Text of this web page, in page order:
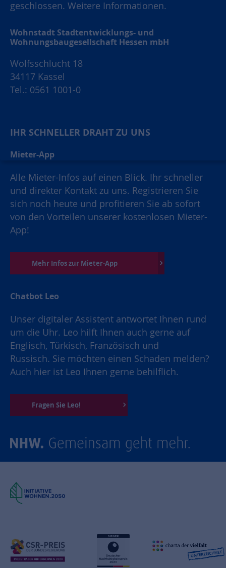
geschlossen. Weitere Informationen.
Wohnstadt Stadtentwicklungs- und
Wohnungsbaugesellschaft Hessen mbH
Wolfsschlucht 18
34117 Kassel
Tel.: 0561 1001-0
IHR SCHNELLER DRAHT ZU UNS
Mieter-App
Alle Mieter-Infos auf einen Blick. Ihr schneller
und direkter Kontakt zu uns. Registrieren Sie
sich noch heute und profitieren Sie ab sofort
von den Vorteilen unserer kostenlosen Mieter-
App!
Mehr Infos zur Mieter-App
Chatbot Leo
Unser digitaler Assistent antwortet Ihnen rund
um die Uhr. Leo hilft Ihnen auch gerne auf
Englisch, Türkisch, Französisch und
Russisch. Sie möchten einen Schaden melden?
Auch hier ist Leo Ihnen gerne behilflich.
Fragen Sie Leo!